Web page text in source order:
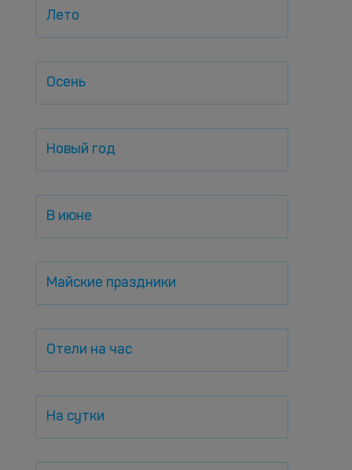
Лето
Осень
Новый год
В июне
Майские праздники
Отели на час
На сутки